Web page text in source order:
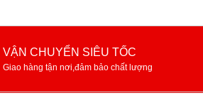
VẬN CHUYỂN SIÊU TỐC
Giao hàng tận nơi,đảm bảo chất lượng